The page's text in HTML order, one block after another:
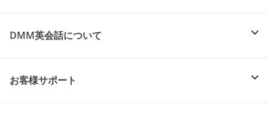
DMM英会話について
お客様サポート